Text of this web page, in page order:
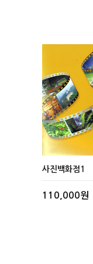
사진백화점1
110,000원